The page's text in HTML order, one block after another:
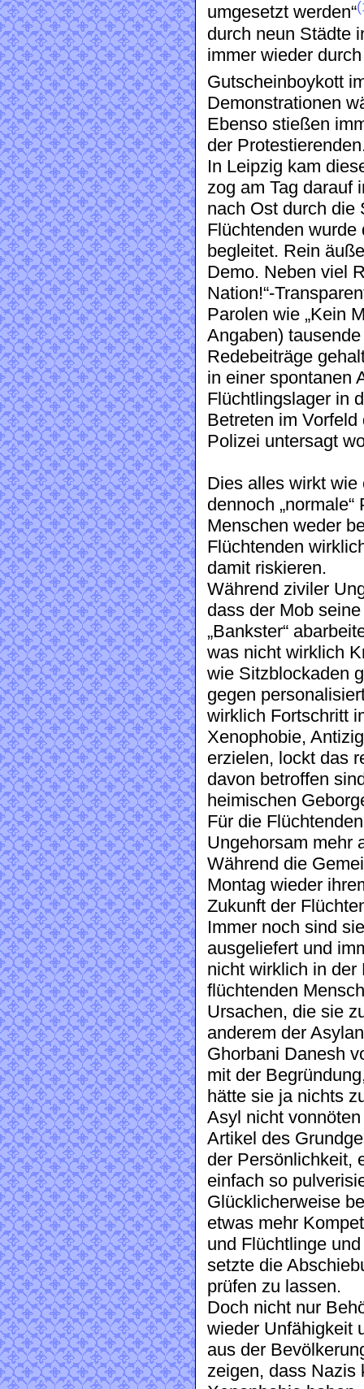
umgesetzt werden“
durch neun Städte
immer wieder
Gutscheinboykott
Demonstrationen
Ebenso stießen
der
In Leipzig kam
zog am Tag darauf
nach Ost durch die
Flüchtenden
begleitet. Rein
Demo. Neben viel
Nation!“-
Parolen wie „Kein
Angaben)
Redebeiträge
in einer spontanen
Flüchtlingslager in
Betreten im
Polizei untersagt
Dies alles wirkt wie
dennoch
Menschen weder
Flüchtenden
damit riskieren.
Während ziviler
dass der Mob
„Bankster“
was nicht wirklich
wie Sitzblockaden
gegen
wirklich Fortschritt
Xenophobie,
erzielen, lockt das
davon betroffen
heimischen
Für die
Ungehorsam mehr
Während die
Montag wieder
Zukunft der
Immer noch sind
ausgeliefert und
nicht wirklich in der
flüchtenden
Ursachen, die sie
anderem der
Ghorbani Danesh
mit der
hätte sie ja nichts
Asyl nicht
Artikel des
der Persönlichkeit,
einfach so
Glücklicherweise
etwas mehr
und Flüchtlinge
setzte die
prüfen zu lassen.
Doch nicht nur
wieder Unfähigkeit
aus der
zeigen, dass Nazis